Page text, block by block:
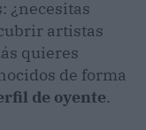
¿necesitas
artistas
quieres
de forma
de oyente.